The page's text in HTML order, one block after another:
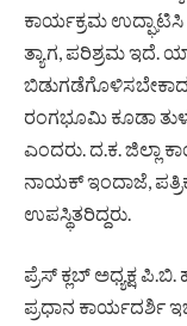
ಕಾರ್ಯಕ್ರಮ ಉದ್ಘಾಟಿಸಿ
ತ್ಯಾಗ, ಪರಿಶ್ರಮ ಇದೆ.
ಬಿಡುಗಡೆಗೊಳಿಸಬೇಕಾದ
ರಂಗಭೂಮಿ ಕೂಡಾ
ಎಂದರು. ದ.ಕ. ಜಿಲ್ಲಾ
ನಾಯಕ್ ಇಂದಾಜೆ,
ಉಪಸ್ಥಿತರಿದ್ದರು.
ಪ್ರೆಸ್ ಕ್ಲಬ್ ಅಧ್ಯಕ್ಷ ಪಿ.ಬಿ.
ಪ್ರಧಾನ ಕಾರ್ಯದರ್ಶಿ